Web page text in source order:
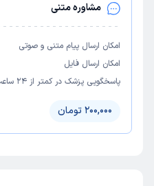
مشاوره متنی
امکان ارسال پیام متنی و صوتی
امکان ارسال فایل
پاسخگویی پزشک در کمتر از ۲۴ ساعت
200,000 تومان